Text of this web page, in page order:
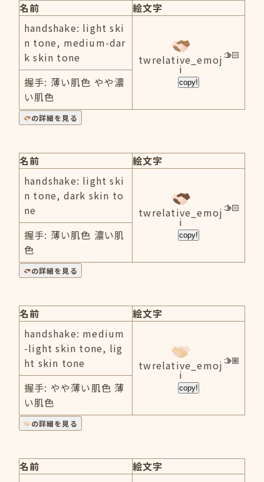
名前
絵文字
handshake: light ski
n tone, medium-dar
k skin tone
twrelative_emoj
i
copy!
握手: 薄い肌色 やや濃
い肌色
の詳細を見る
名前
絵文字
handshake: light ski
n tone, dark skin to
ne
twrelative_emoj
i
copy!
握手: 薄い肌色 濃い肌
色
の詳細を見る
名前
絵文字
handshake: medium
-light skin tone, lig
ht skin tone
twrelative_emoj
i
copy!
握手: やや薄い肌色 薄
い肌色
の詳細を見る
名前
絵文字